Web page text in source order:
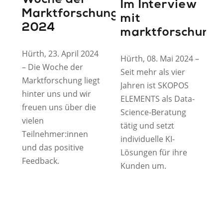
Marktforschung
2024
Hürth, 23. April 2024
– Die Woche der
Marktforschung liegt
hinter uns und wir
freuen uns über die
vielen
Teilnehmer:innen
und das positive
Feedback.
Im Interview
mit
Hürth, 08. Mai 2024 –
Seit mehr als vier
Jahren ist SKOPOS
ELEMENTS als Data-
Science-Beratung
tätig und setzt
individuelle KI-
Lösungen für ihre
Kunden um.